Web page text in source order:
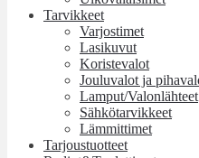
Tarvikkeet
Varjostimet
Lasikuvut
Koristevalot
Jouluvalot ja
Lamput/Valonlähteet
Sähkötarvikkeet
Lämmittimet
Tarjoustuotteet